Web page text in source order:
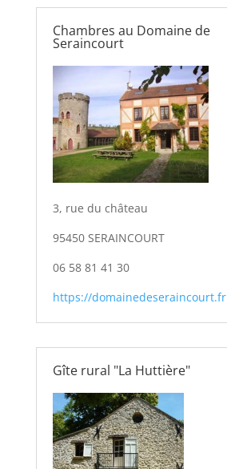
Chambres au Domaine de
Seraincourt
3, rue du château
95450 SERAINCOURT
06 58 81 41 30
https://domainedeseraincourt.fr
Gîte rural "La Huttière"